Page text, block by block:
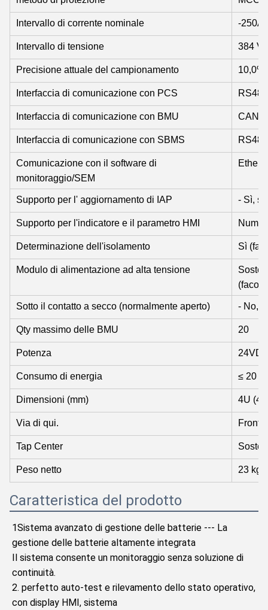
Intervallo di corrente nominale -
Intervallo di tensione 384
Precisione attuale del campionamento 10,0%
Interfaccia di comunicazione con PCS
Interfaccia di comunicazione con BMU CAN
Interfaccia di comunicazione con SBMS
Comunicazione con il software di
monitoraggio/SEM
Supporto per l' aggiornamento di IAP - Sì, sì.
Supporto per l'indicatore e il parametro HMI
Determinazione dell'isolamento Sì
Modulo di alimentazione ad alta tensione
Sotto il contatto a secco (normalmente aperto)
- No,
Qty massimo delle BMU 20
Potenza
Consumo di energia ≤ 20 W
Dimensioni (mm) 4U
Via di qui.
Tap Center
Peso netto 23 kg
Caratteristica del prodotto
1Sistema avanzato di gestione delle batterie --- La
gestione delle batterie altamente integrata
Il sistema consente un monitoraggio senza soluzione di
continuità.
2. perfetto auto-test e rilevamento dello stato operativo,
con display HMI, sistema